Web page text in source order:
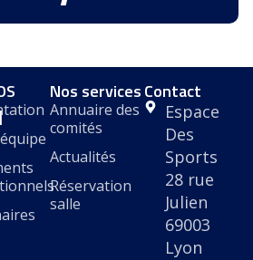
Nos services
Annuaire des
comités
Actualités
Réservation
salle
Contact
Espace
Des
Sports
28 rue
Julien
69003
Lyon